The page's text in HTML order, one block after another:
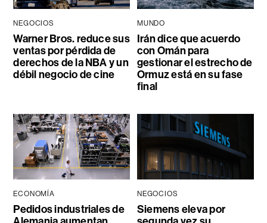
NEGOCIOS
Warner Bros. reduce sus
ventas por pérdida de
derechos de la NBA y un
débil negocio de cine
MUNDO
Irán dice que acuerdo
con Omán para
gestionar el estrecho de
Ormuz está en su fase
final
ECONOMÍA
Pedidos industriales de
NEGOCIOS
Siemens eleva por